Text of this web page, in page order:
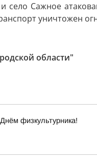
село Сажное
уничтожен
области"
физкультурника!